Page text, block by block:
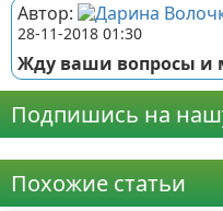
Автор:
28-11-2018 01:30
Жду ваши вопросы и
Подпишись на
Похожие статьи